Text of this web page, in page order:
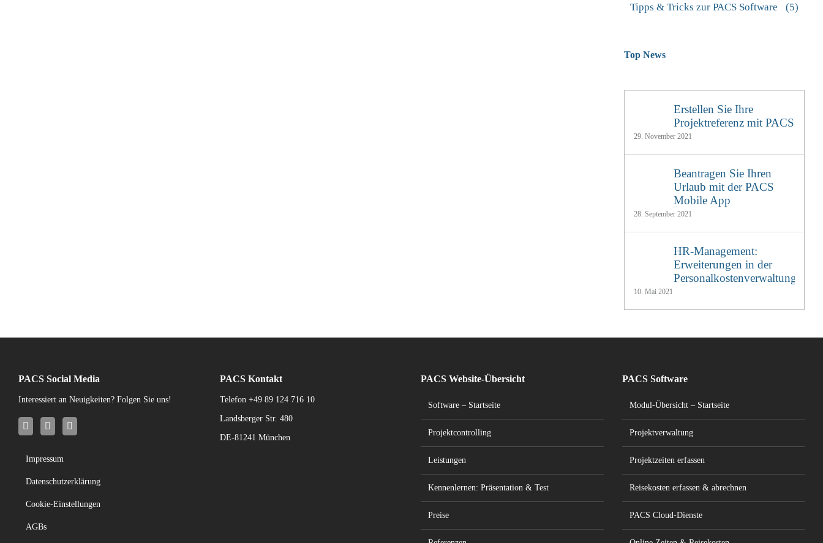
Tipps & Tricks zur PACS Software (5)
Top News
Erstellen Sie Ihre
Projektreferenz mit PACS
29. November 2021
Beantragen Sie Ihren
Urlaub mit der PACS
Mobile App
28. September 2021
HR-Management:
Erweiterungen in der
Personalkostenverwaltung
10. Mai 2021
PACS Social Media
Interessiert an Neuigkeiten? Folgen Sie uns!
Impressum
Datenschutzerklärung
Cookie-Einstellungen
AGBs
PACS Kontakt
Telefon +49 89 124 716 10
Landsberger Str. 480
DE-81241 München
PACS Website-Übersicht
Software – Startseite
Projektcontrolling
Leistungen
Kennenlernen: Präsentation & Test
Preise
PACS Software
Modul-Übersicht – Startseite
Projektverwaltung
Projektzeiten erfassen
Reisekosten erfassen & abrechnen
PACS Cloud-Dienste